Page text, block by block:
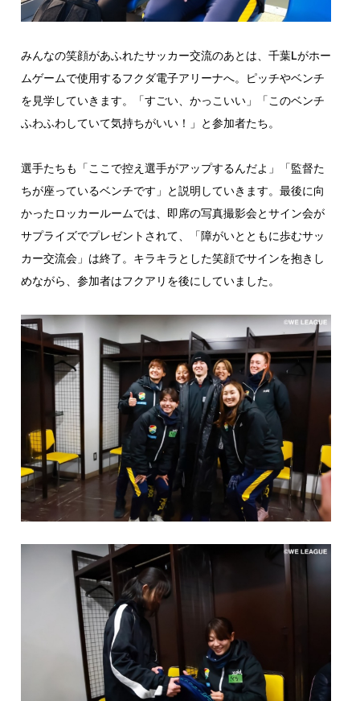
みんなの笑顔があふれたサッカー交流のあとは、千葉Lがホー
ムゲームで使用するフクダ電子アリーナへ。ピッチやベンチ
を見学していきます。「すごい、かっこいい」「このベンチ
ふわふわしていて気持ちがいい！」と参加者たち。
選手たちも「ここで控え選手がアップするんだよ」「監督た
ちが座っているベンチです」と説明していきます。最後に向
かったロッカールームでは、即席の写真撮影会とサイン会が
サプライズでプレゼントされて、「障がいとともに歩むサッ
カー交流会」は終了。キラキラとした笑顔でサインを抱きし
めながら、参加者はフクアリを後にしていました。